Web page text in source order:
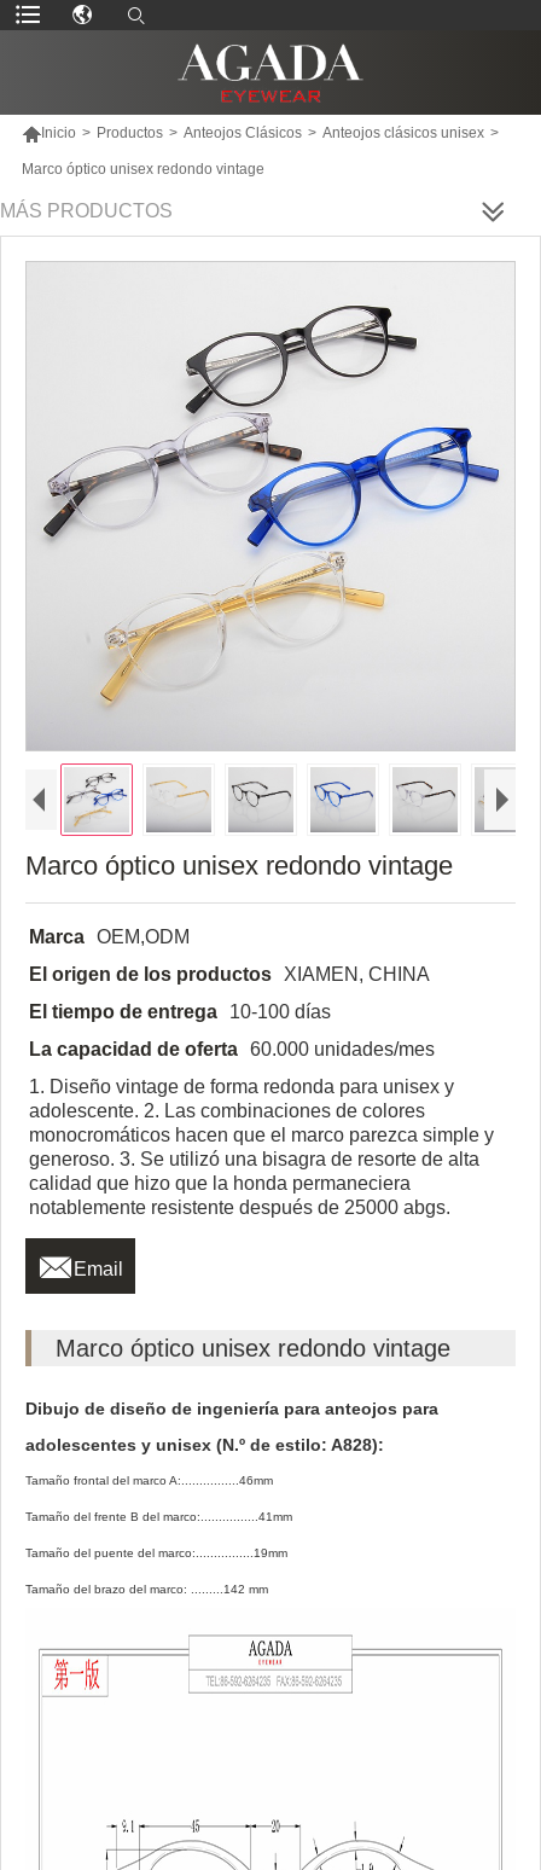
Inicio > Productos > Anteojos Clásicos > Anteojos clásicos unisex >
Marco óptico unisex redondo vintage
MÁS PRODUCTOS
Marco óptico unisex redondo vintage
Marca OEM,ODM
El origen de los productos
XIAMEN, CHINA
El tiempo de entrega
10-100 días
La capacidad de oferta 60.000 unidades/mes
1. Diseño vintage de forma redonda para unisex y
adolescente. 2. Las combinaciones de colores
monocromáticos hacen que el marco parezca simple y
generoso. 3. Se utilizó una bisagra de resorte de alta
calidad que hizo que la honda permaneciera
notablemente resistente después de 25000 abgs.
 Email
Marco óptico unisex redondo vintage
Dibujo de diseño de ingeniería para anteojos para
adolescentes y unisex (N.º de estilo: A828):
Tamaño frontal del marco A:................46mm
Tamaño del frente B del marco:................41mm
Tamaño del puente del marco:................19mm
Tamaño del brazo del marco: .........142 mm